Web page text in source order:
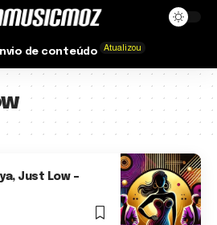
de conteúdo Atualizou
Just Low –